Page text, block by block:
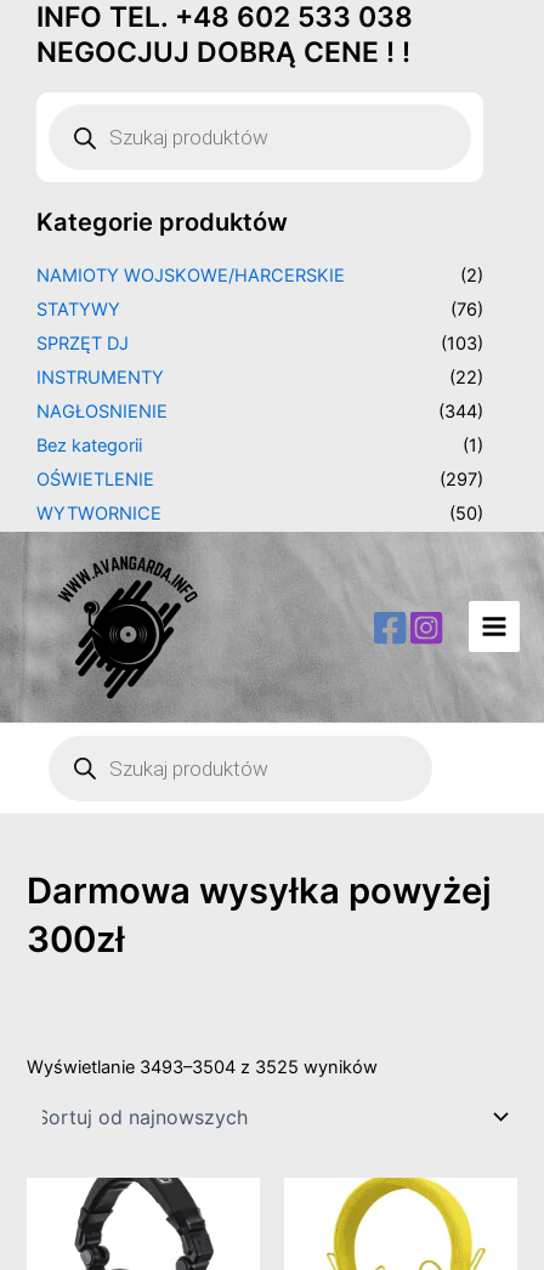
PrzejdźINFO TEL. +48 602 533 038
NEGOCJUJ DOBRĄ CENE ! !
produktów
Kategorie produktów
NAMIOTY WOJSKOWE/HARCERSKIE
(2)
STATYWY
(76)
SPRZĘT DJ
(103)
INSTRUMENTY
(22)
NAGŁOSNIENIE
(344)
Bez kategorii
(1)
OŚWIETLENIE
(297)
WYTWORNICE
(50)
Menu
produktów
Darmowa wysyłka powyżej
300zł
Wyświetlanie 3493–3504 z 3525 wyników
Posortowane
według
najnowszych